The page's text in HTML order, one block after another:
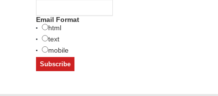
Email Format
html
text
mobile